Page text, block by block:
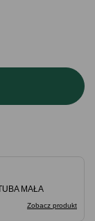
MAŁA
Zobacz produkt